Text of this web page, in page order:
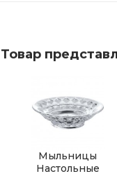
Товар
Мыльницы
Настольные